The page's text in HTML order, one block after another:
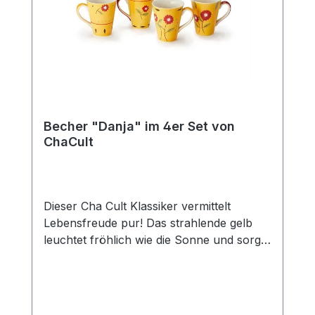
erhalten Sie so das perfekte Set für den
gedeckten Tisch und eine gemütliche Tea
Becher "Danja" im 4er Set von
ChaCult
Dieser Cha Cult Klassiker vermittelt
Lebensfreude pur! Das strahlende gelb
leuchtet fröhlich wie die Sonne und sorgt